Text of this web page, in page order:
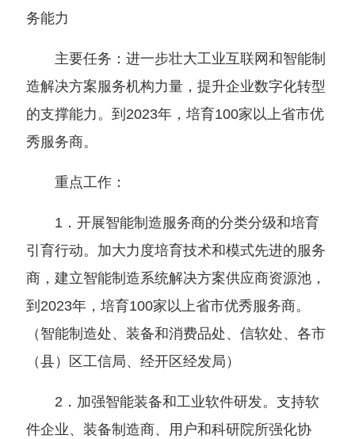
务能力
主要任务：进一步壮大工业互联网和智能制
造解决方案服务机构力量，提升企业数字化转型
的支撑能力。到2023年，培育100家以上省市优
秀服务商。
重点工作：
1．开展智能制造服务商的分类分级和培育
引育行动。加大力度培育技术和模式先进的服务
商，建立智能制造系统解决方案供应商资源池，
到2023年，培育100家以上省市优秀服务商。
（ 智能制造处、装备和消费品处、信软处、各市
（县） 区工信局、经开区经发局 ）
2．加强智能装备和工业软件研发。支持软
件企业、装备制造商、用户和科研院所强化协